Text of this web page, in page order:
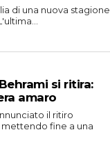
di una nuova stagione
si ritira:
amaro
il ritiro
fine a una